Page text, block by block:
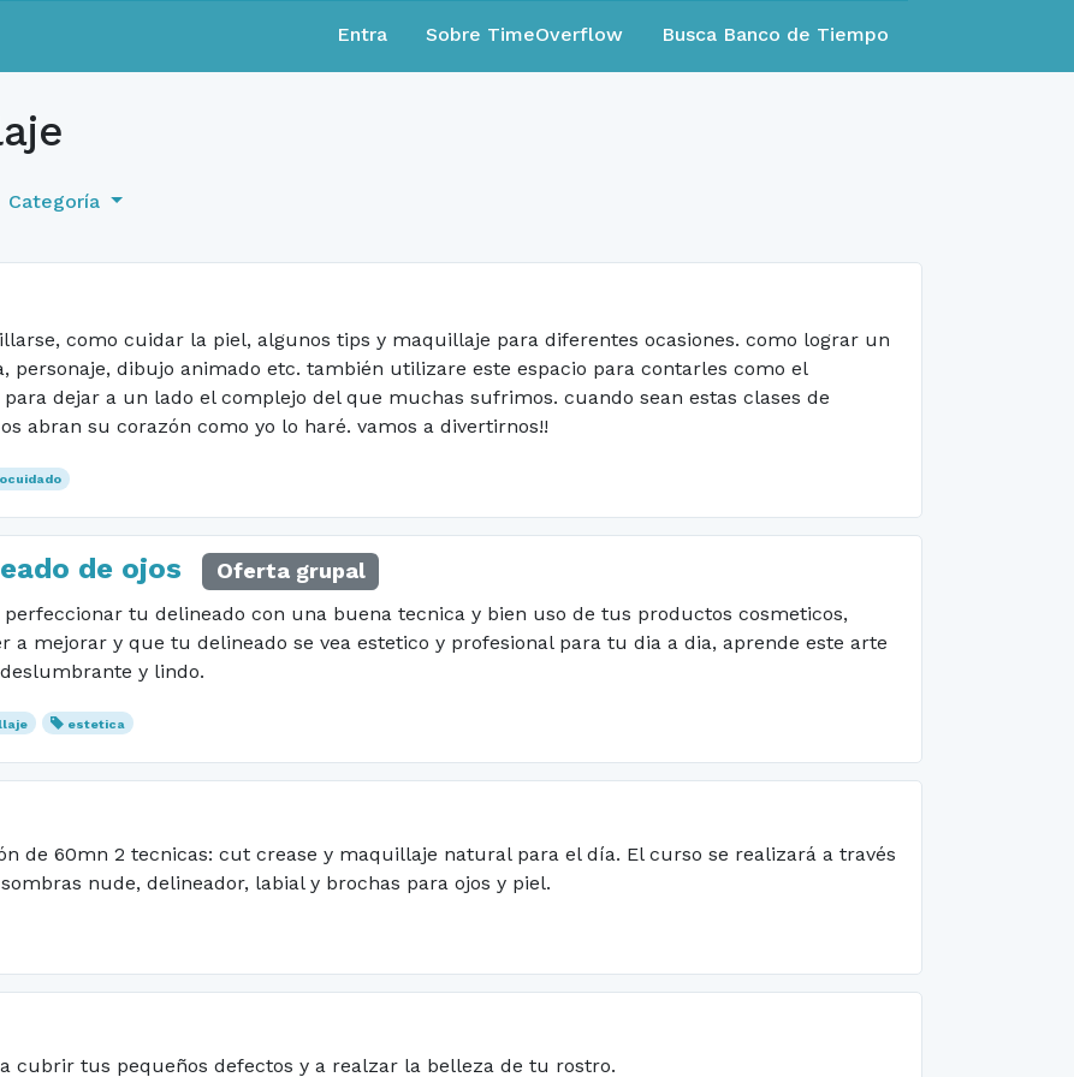
Entra Sobre TimeOverflow Busca Banco de Tiempo
Categoría
como cuidar la piel, algunos tips y maquillaje para diferentes ocasiones. como lograr un
dibujo animado etc. también utilizare este espacio para contarles como el
dejar a un lado el complejo del que muchas sufrimos. cuando sean estas clases de
abran su corazón como yo lo haré. vamos a divertirnos!!
de ojos Oferta grupal
tu delineado con una buena tecnica y bien uso de tus productos cosmeticos,
a mejorar y que tu delineado se vea estetico y profesional para tu dia a dia, aprende este arte
y lindo.
estetica
de 60mn 2 tecnicas: cut crease y maquillaje natural para el día. El curso se realizará a través
nude, delineador, labial y brochas para ojos y piel.
cubrir tus pequeños defectos y a realzar la belleza de tu rostro.